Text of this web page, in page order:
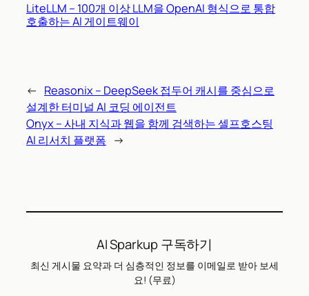
LiteLLM – 100개 이상 LLM을 OpenAI 형식으로 통합
호출하는 AI 게이트웨이
← Reasonix – DeepSeek 접두어 캐시를 중심으로
설계한 터미널 AI 코딩 에이전트
Onyx – 사내 지식과 웹을 함께 검색하는 셀프호스팅
AI 리서치 플랫폼 →
AI Sparkup 구독하기
최신 게시물 요약과 더 심층적인 정보를 이메일로 받아 보세
요! (무료)